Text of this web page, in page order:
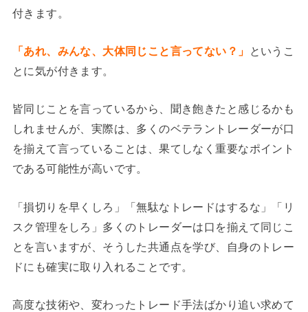
付きます。
「あれ、みんな、大体同じこと言ってない？」
というこ
とに気が付きます。
皆同じことを言っているから、聞き飽きたと感じるかも
しれませんが、実際は、多くのベテラントレーダーが口
を揃えて言っていることは、果てしなく重要なポイント
である可能性が高いです。
「損切りを早くしろ」「無駄なトレードはするな」「リ
スク管理をしろ」多くのトレーダーは口を揃えて同じこ
とを言いますが、そうした共通点を学び、自身のトレー
ドにも確実に取り入れることです。
高度な技術や、変わったトレード手法ばかり追い求めて